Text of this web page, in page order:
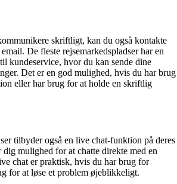
skriftligt, kan du også kontakte
De fleste rejsemarkedspladser har en
kundeservice, hvor du kan sende dine
Det er en god mulighed, hvis du har brug
eller har brug for at holde en skriftlig
tilbyder også en live chat-funktion på deres
mulighed for at chatte direkte med en
chat er praktisk, hvis du har brug for
for at løse et problem øjeblikkeligt.